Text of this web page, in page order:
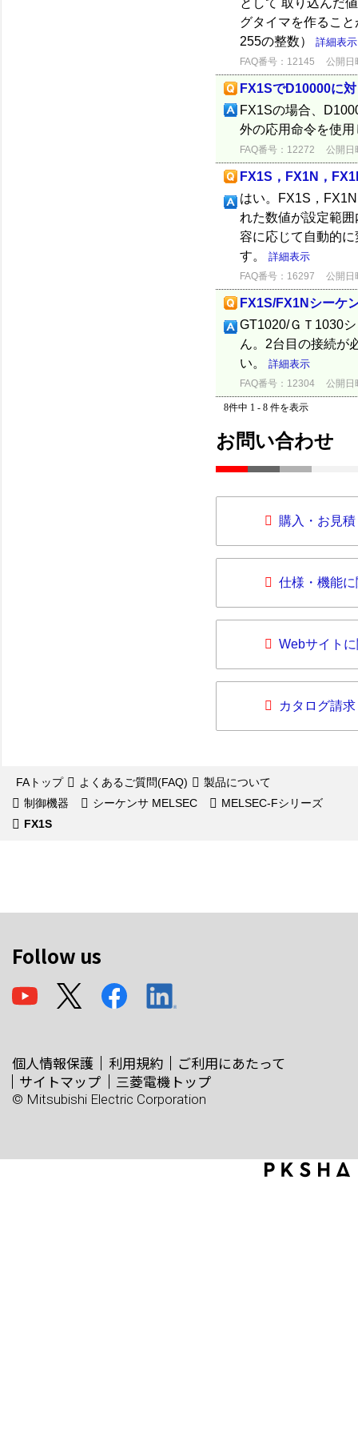
として 取り込んだ
グタイマを作るこ
255の整数） 詳細表示
FAQ番号：12145 公開日
FX1SでD10000に
FX1Sの場合、
外の応用命令を使
FAQ番号：12272 公開日
FX1S，FX1N，
はい。FX1S，
れた数値が設定範
容に応じて自動的
す。 詳細表示
FAQ番号：16297 公開日
FX1S/FX1Nシーケ
GT1020/ＧＴ1030
ん。2台目の接続が
い。 詳細表示
FAQ番号：12304 公開日
8件中 1 - 8 件を表示
お問い合わせ
購入・お見
仕様・機能
Webサイト
カタログ請求
FAトップ よくあるご質問(FAQ)
製品について
制御機器
シーケンサ MELSEC
MELSEC-Fシリーズ
FX1S
Follow us
個人情報保護 利用規約
ご利用にあたって
サイトマップ
三菱電機トップ
© Mitsubishi Electric Corporation